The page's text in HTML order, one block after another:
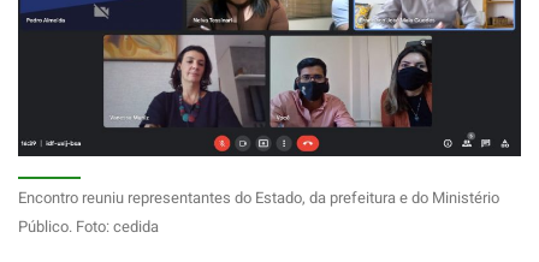
Encontro reuniu representantes do Estado, da prefeitura e do Ministério
Público. Foto: cedida